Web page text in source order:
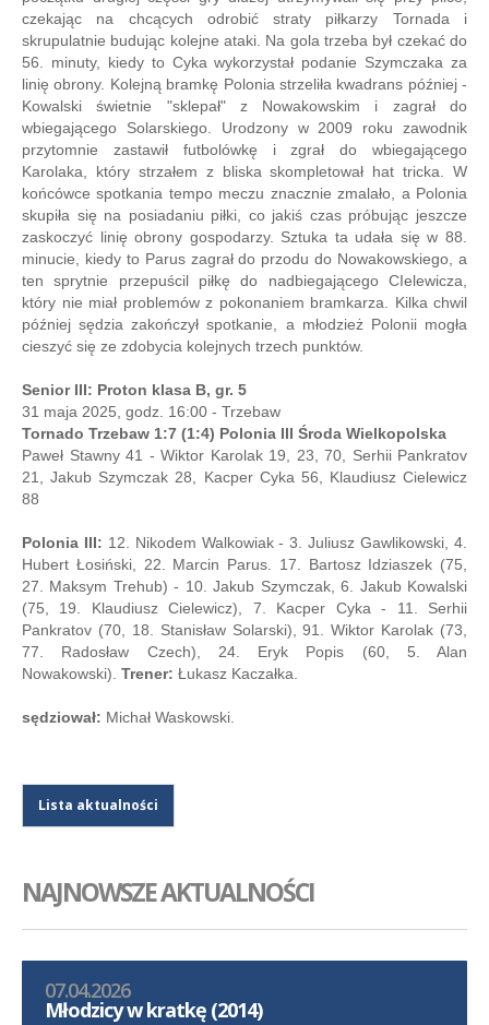
czekając na chcących odrobić straty piłkarzy Tornada i
skrupulatnie budując kolejne ataki. Na gola trzeba był czekać do
56. minuty, kiedy to Cyka wykorzystał podanie Szymczaka za
linię obrony. Kolejną bramkę Polonia strzeliła kwadrans później -
Kowalski świetnie "sklepał" z Nowakowskim i zagrał do
wbiegającego Solarskiego. Urodzony w 2009 roku zawodnik
przytomnie zastawił futbolówkę i zgrał do wbiegającego
Karolaka, który strzałem z bliska skompletował hat tricka. W
końcówce spotkania tempo meczu znacznie zmalało, a Polonia
skupiła się na posiadaniu piłki, co jakiś czas próbując jeszcze
zaskoczyć linię obrony gospodarzy. Sztuka ta udała się w 88.
minucie, kiedy to Parus zagrał do przodu do Nowakowskiego, a
ten sprytnie przepuścil piłkę do nadbiegającego CIelewicza,
który nie miał problemów z pokonaniem bramkarza. Kilka chwil
później sędzia zakończył spotkanie, a młodzież Polonii mogła
cieszyć się ze zdobycia kolejnych trzech punktów.
Senior III: Proton klasa B, gr. 5
31 maja 2025, godz. 16:00 - Trzebaw
Tornado Trzebaw 1:7 (1:4) Polonia III Środa Wielkopolska
Paweł Stawny 41 - Wiktor Karolak 19, 23, 70, Serhii Pankratov
21, Jakub Szymczak 28, Kacper Cyka 56, Klaudiusz Cielewicz
88
Polonia III: 12. Nikodem Walkowiak - 3. Juliusz Gawlikowski, 4.
Hubert Łosiński, 22. Marcin Parus. 17. Bartosz Idziaszek (75,
27. Maksym Trehub) - 10. Jakub Szymczak, 6. Jakub Kowalski
(75, 19. Klaudiusz Cielewicz), 7. Kacper Cyka - 11. Serhii
Pankratov (70, 18. Stanisław Solarski), 91. Wiktor Karolak (73,
77. Radosław Czech), 24. Eryk Popis (60, 5. Alan
Nowakowski). Trener: Łukasz Kaczałka.
sędziował: Michał Waskowski.
Lista aktualności
NAJNOWSZE AKTUALNOŚCI
07.04.2026
Młodzicy w kratkę (2014)